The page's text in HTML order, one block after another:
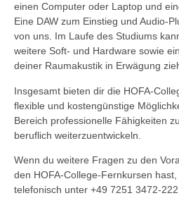
einen Computer oder Laptop und
Eine DAW zum Einstieg und Audio-
von uns. Im Laufe des Studiums
weitere Soft- und Hardware sowie
deiner Raumakustik in Erwägung
Insgesamt bieten dir die HOFA-
flexible und kostengünstige
Bereich professionelle Fähigkeiten
beruflich weiterzuentwickeln.
Wenn du weitere Fragen zu den
den HOFA-College-Fernkursen
telefonisch unter +49 7251 3472-